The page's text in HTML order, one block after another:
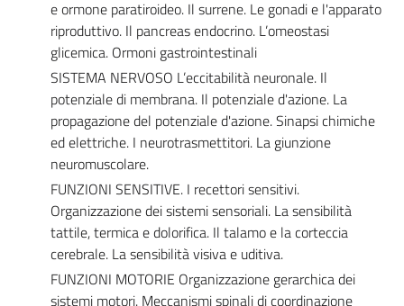
e ormone paratiroideo. Il surrene. Le gonadi e l'apparato
riproduttivo. Il pancreas endocrino. L’omeostasi
glicemica. Ormoni gastrointestinali
SISTEMA NERVOSO L’eccitabilità neuronale. Il
potenziale di membrana. Il potenziale d'azione. La
propagazione del potenziale d'azione. Sinapsi chimiche
ed elettriche. I neurotrasmettitori. La giunzione
neuromuscolare.
FUNZIONI SENSITIVE. I recettori sensitivi.
Organizzazione dei sistemi sensoriali. La sensibilità
tattile, termica e dolorifica. Il talamo e la corteccia
cerebrale. La sensibilità visiva e uditiva.
FUNZIONI MOTORIE Organizzazione gerarchica dei
sistemi motori. Meccanismi spinali di coordinazione